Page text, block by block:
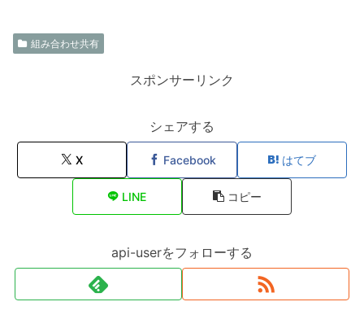
組み合わせ共有
スポンサーリンク
シェアする
X Facebook はてブ
LINE コピー
api-userをフォローする